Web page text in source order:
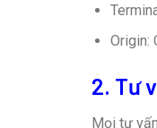
Origin:
2. Tư
Mọi tư